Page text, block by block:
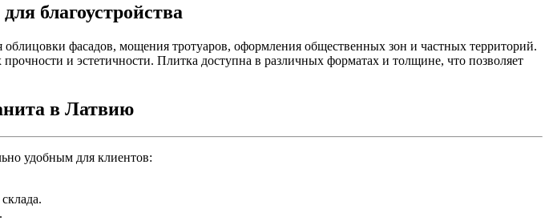
благоустройства
фасадов, мощения тротуаров, оформления общественных зон и частных территорий.
и эстетичности. Плитка доступна в различных форматах и толщине, что позволяет
в Латвию
удобным для клиентов: